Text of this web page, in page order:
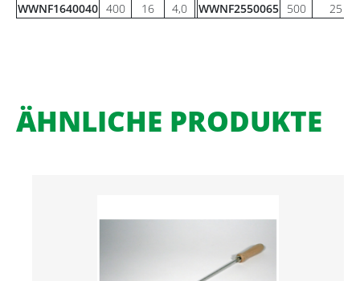
WWNF1640040 400 16 4,0 WWNF2550065 500 25
ÄHNLICHE PRODUKTE